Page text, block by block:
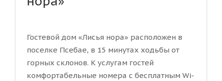
Гостевой дом «Лисья нора» расположен в
поселке Псебае, в 15 минутах ходьбы от
горных склонов. К услугам гостей
комфортабельные номера с бесплатным Wi-